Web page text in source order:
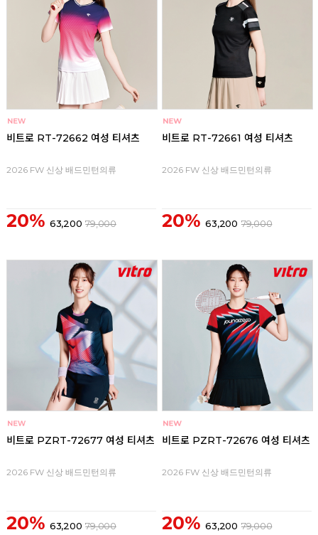
비트로 RT-72662 여성 티셔츠
2026 FW 신상 배드민턴의류
20% 63,200 79,000
비트로 RT-72661 여성 티셔츠
2026 FW 신상 배드민턴의류
20% 63,200 79,000
비트로 PZRT-72677 여성 티셔츠
2026 FW 신상 배드민턴의류
20% 63,200 79,000
비트로 PZRT-72676 여성 티셔츠
2026 FW 신상 배드민턴의류
20% 63,200 79,000